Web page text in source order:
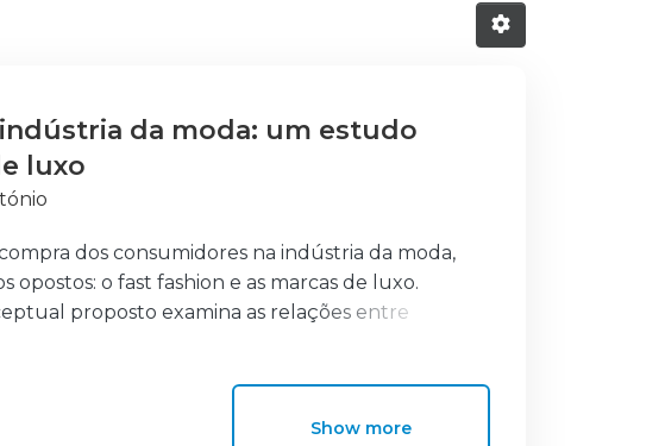
da moda: um estudo
luxo
dos consumidores na indústria da moda,
o fast fashion e as marcas de luxo.
proposto examina as relações entre
marca, lealdade, qualidade percebida e
a análise dos dados, recorreu-se à
(PLS-SEM), permitindo avaliar os efeitos
Show more